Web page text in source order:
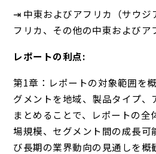
⇥ 中東およびアフリカ（サウジ
フリカ、その他の中東およびア
レポートの利点:
第1章：レポートの対象範囲を
グメントを地域、製品タイプ、
まとめることで、レポートの全
場規模、セグメント間の成長可
び長期の業界動向の見通しを概